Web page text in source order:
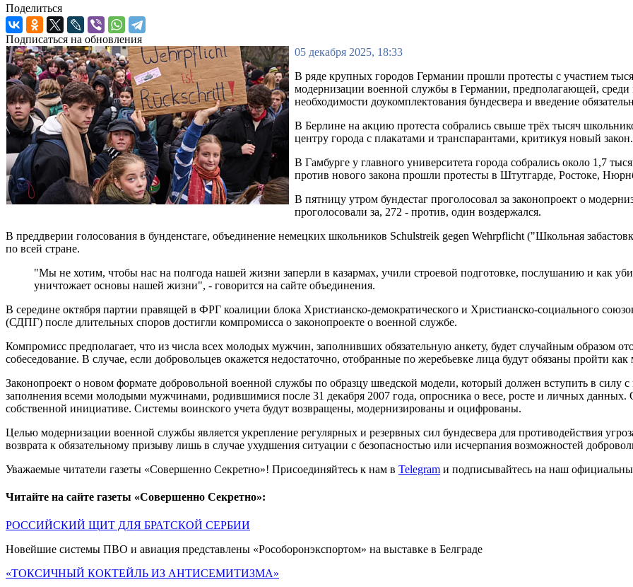
Поделиться
Подписаться на обновления
05 декабря 2025, 18:33
В ряде крупных городов Германии прошли протесты с участием
модернизации военной службы в Германии, предполагающей, среди
необходимости доукомплектования бундесвера и введение
В Берлине на акцию протеста собрались свыше трёх тысяч
центру города с плакатами и транспарантами, критикуя новый
В Гамбурге у главного университета города собрались около 1,7
против нового закона прошли протесты в Штутгарде, Ростоке,
В пятницу утром бундестаг проголосовал за законопроект о
проголосовали за, 272 - против, один воздержался.
В преддверии голосования в бунденстаге, объединение немецких школьников Schulstreik gegen Wehrpflicht ("Школьная
по всей стране.
"Мы не хотим, чтобы нас на полгода нашей жизни заперли в казармах, учили строевой подготовке, послушанию и как
уничтожает основы нашей жизни", - говорится на сайте объединения.
В середине октября партии правящей в ФРГ коалиции блока Христианско-демократического и Христианско-социального
(СДПГ) после длительных споров достигли компромисса о законопроекте о военной службе.
Компромисс предполагает, что из числа всех молодых мужчин, заполнивших обязательную анкету, будет случайным образом
собеседование. В случае, если добровольцев окажется недостаточно, отобранные по жеребьевке лица будут обязаны пройти
Законопроект о новом формате добровольной военной службы по образцу шведской модели, который должен вступить в силу с
заполнения всеми молодыми мужчинами, родившимися после 31 декабря 2007 года, опросника о весе, росте и личных
собственной инициативе. Системы воинского учета будут возвращены, модернизированы и оцифрованы.
Целью модернизации военной службы является укрепление регулярных и резервных сил бундесвера для противодействия
возврата к обязательному призыву лишь в случае ухудшения ситуации с безопасностью или исчерпания возможностей
Уважаемые читатели газеты «Совершенно Секретно»! Присоединяйтесь к нам в Telegram и подписывайтесь на наш
Читайте на сайте газеты «Совершенно Секретно»:
РОССИЙСКИЙ ЩИТ ДЛЯ БРАТСКОЙ СЕРБИИ
Новейшие системы ПВО и авиация представлены «Рособоронэкспортом» на выставке в Белграде
«ТОКСИЧНЫЙ КОКТЕЙЛЬ ИЗ АНТИСЕМИТИЗМА»